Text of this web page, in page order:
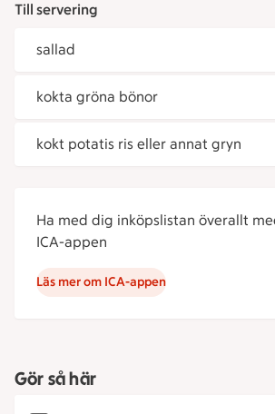
Till servering
sallad
kokta gröna bönor
kokt potatis ris eller annat gryn
Ha med dig inköpslistan överallt
ICA-appen
Läs mer om ICA-appen
Gör så här